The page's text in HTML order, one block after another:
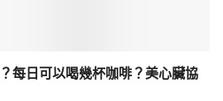
每日可以喝幾杯咖啡？美心臟協